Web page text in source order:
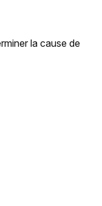
la cause de